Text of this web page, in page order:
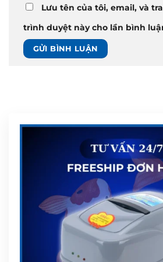
Lưu tên của tôi, email, và
trình duyệt này cho lần bình